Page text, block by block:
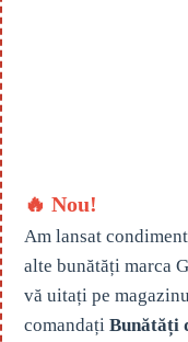
🔥 Nou!
Am lansat
alte bunătăți marca
vă uitați pe
comandați Bunătăți